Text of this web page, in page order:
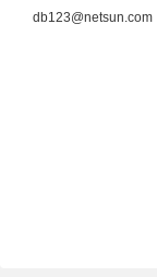
db123@netsun.com